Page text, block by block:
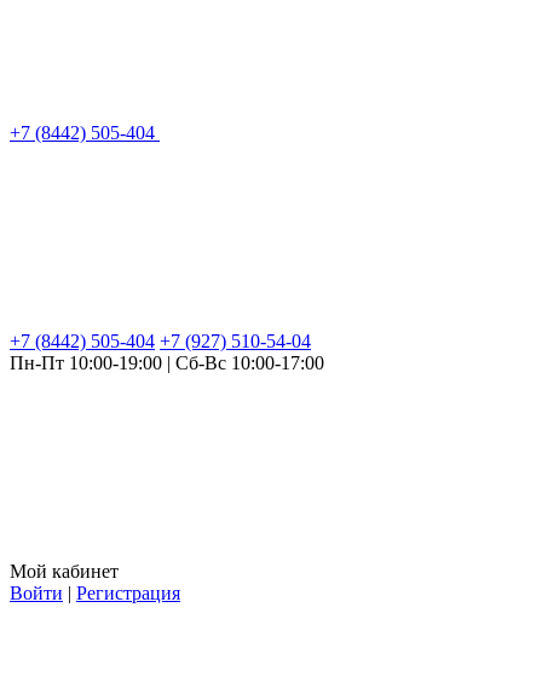
+7 (8442) 505-404
+7 (8442) 505-404 +7 (927) 510-54-04
Пн-Пт 10:00-19:00 | Сб-Вс 10:00-17:00
Мой кабинет
Войти | Регистрация